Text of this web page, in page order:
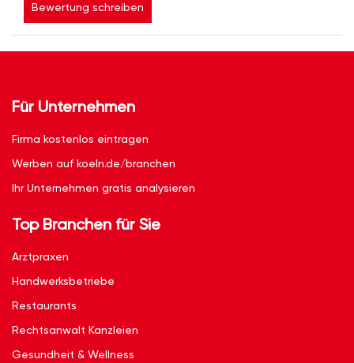
Bewertung schreiben
Für Unternehmen
Firma kostenlos eintragen
Werben auf koeln.de/branchen
Ihr Unternehmen gratis analysieren
Top Branchen für Sie
Arztpraxen
Handwerksbetriebe
Restaurants
Rechtsanwalt Kanzleien
Gesundheit & Wellness